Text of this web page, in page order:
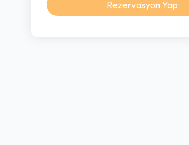
Rezervasyon Yap